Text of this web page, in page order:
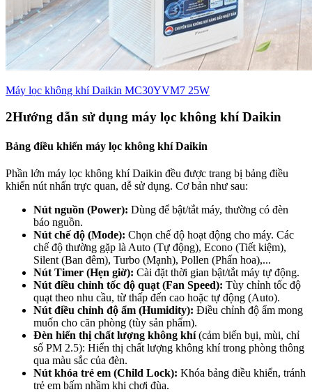
Máy lọc không khí Daikin MC30YVM7 25W
2Hướng dẫn sử dụng máy lọc không khí Daikin
Bảng điều khiển máy lọc không khí Daikin
Phần lớn máy lọc không khí Daikin đều được trang bị bảng điều
khiển nút nhấn trực quan, dễ sử dụng. Cơ bản như sau:
Nút nguồn (Power): Dùng để bật/tắt máy, thường có đèn
báo nguồn.
Nút chế độ (Mode): Chọn chế độ hoạt động cho máy. Các
chế độ thường gặp là Auto (Tự động), Econo (Tiết kiệm),
Silent (Ban đêm), Turbo (Mạnh), Pollen (Phấn hoa),...
Nút Timer (Hẹn giờ): Cài đặt thời gian bật/tắt máy tự động.
Nút điều chỉnh tốc độ quạt (Fan Speed): Tùy chỉnh tốc độ
quạt theo nhu cầu, từ thấp đến cao hoặc tự động (Auto).
Nút điều chỉnh độ ẩm (Humidity): Điều chỉnh độ ẩm mong
muốn cho căn phòng (tùy sản phẩm).
Đèn hiển thị chất lượng không khí(cảm biến bụi, mùi, chỉ
số PM 2.5): Hiển thị chất lượng không khí trong phòng thông
qua màu sắc của đèn.
Nút khóa trẻ em (Child Lock): Khóa bảng điều khiển, tránh
trẻ em bấm nhầm khi chơi đùa.